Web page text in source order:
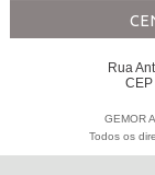
Rua
GEMOR
Todos os